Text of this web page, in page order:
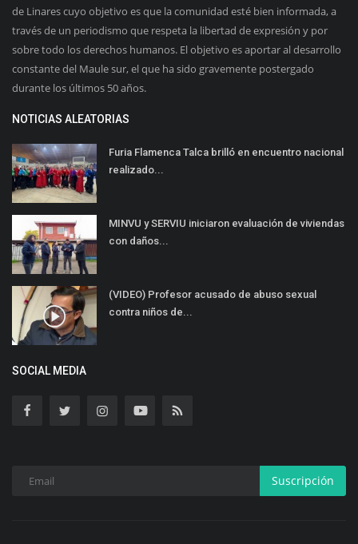
de Linares cuyo objetivo es que la comunidad esté bien informada, a
través de un periodismo que respeta la libertad de expresión y por
sobre todo los derechos humanos. El objetivo es aportar al desarrollo
constante del Maule sur, el que ha sido gravemente postergado
durante los últimos 50 años.
NOTICIAS ALEATORIAS
Furia Flamenca Talca brilló en encuentro nacional
realizado...
MINVU y SERVIU iniciaron evaluación de viviendas
con daños...
(VIDEO) Profesor acusado de abuso sexual
contra niños de...
SOCIAL MEDIA
Suscripción